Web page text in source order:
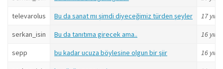
televarolus Bu da sanat mı şimdi diyeceğimiz türden şeyler 17 yıl
serkan_isin Bu da tanıtıma girecek ama.. 16 yıl
sepp bu kadar ucuza böylesine olgun bir şiir 16 yıl